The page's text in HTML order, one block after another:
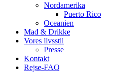
Nordamerika
Puerto Rico
Oceanien
Mad & Drikke
Vores livsstil
Presse
Kontakt
Rejse-FAQ